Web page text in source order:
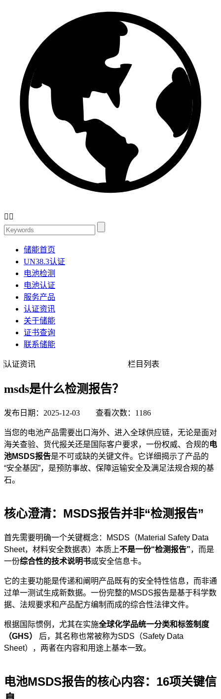
 
储能首页
UN38.3认证
电池检测
电池认证
服务产品
认证资讯
关于储能
证书查询
联系储能
认证资讯 栏目列表
msds是什么检测报告？
发布日期：2025-12-03 查看次数：1186
当您的电池产品需要出口海外、进入全球供应链，无论是面对
海关查验、货代报关还是国际客户要求，一份权威、合规的电
池MSDS报告是不可或缺的关键文件。它详细揭示了产品的
“安全基因”，是预防事故、保障运输安全及满足法规合规的基
石。
核心澄清：MSDS报告并非“检测报告”
首先需要明确一个关键概念：MSDS（Material Safety Data
Sheet，材料安全数据表）本质上不是一份“检测报告”，而是
一份综合性的技术说明书或安全信息卡。
它的主要功能是传递和阐明产品既有的安全特性信息，而非通
过单一测试生成新数据。一份完整的MSDS报告是基于科学数
据、法规要求和产品配方编制而成的综合性法律文件。
根据国际惯例，尤其在实施全球化学品统一分类和标签制度
（GHS）
后，其名称也常被称为SDS（Safety Data
Sheet），两者在内容和用途上基本一致。
电池MSDS报告的核心内容：16项关键信